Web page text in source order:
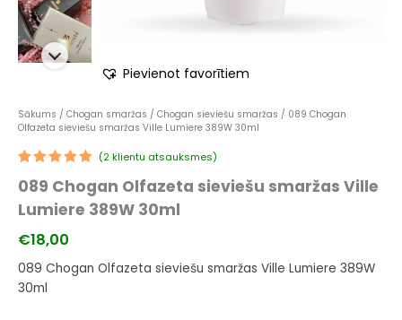
Pievienot favorītiem
Sākums / Chogan smaržas / Chogan sieviešu smaržas / 089 Chogan
Olfazeta sieviešu smaržas Ville Lumiere 389W 30ml
5.00 no 5
balstoties
pircēju
(2klientu atsauksmes)
089 Chogan Olfazeta sieviešu smaržas Ville
Lumiere 389W 30ml
€18,00
089 Chogan Olfazeta sieviešu smaržas Ville Lumiere 389W
30ml